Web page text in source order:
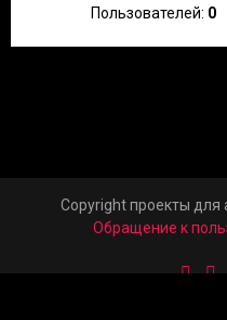
Пользователей: 0
Copyright проекты
Обращение к